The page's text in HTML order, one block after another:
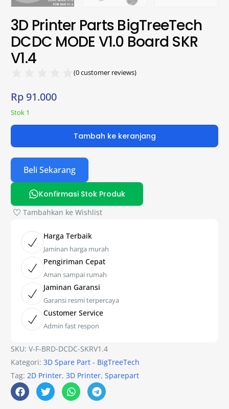
3D Printer Parts BigTreeTech
DCDC MODE V1.0 Board SKR
V1.4
(0customer reviews)
Rp 91.000
Stok 1
Tambah ke keranjang
Beli Sekarang
Konfirmasi Stok Produk
Tambahkan ke Wishlist
Harga Terbaik
Jaminan harga murah
Pengiriman Cepat
Aman sampai rumah
Jaminan Garansi
Garansi resmi terpercaya
Customer Service
Admin fast respon
SKU:V-F-BRD-DCDC-SKRV1.4
Kategori:3D Spare Part - BigTreeTech
Tag:2D Printer,3D Printer,Sparepart